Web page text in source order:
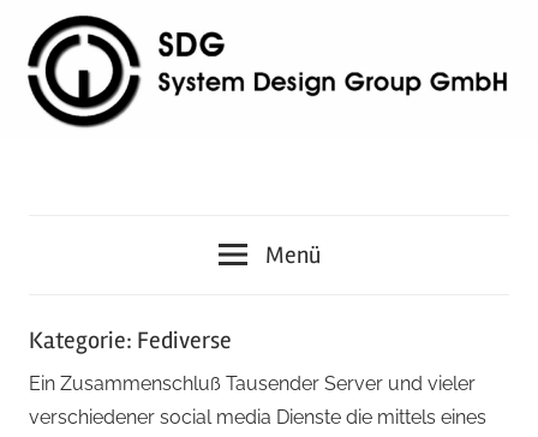
Inhalt
springen
Group
GmbH
Menü
Kategorie: Fediverse
Ein Zusammenschluß Tausender Server und vieler
verschiedener social media Dienste die mittels eines